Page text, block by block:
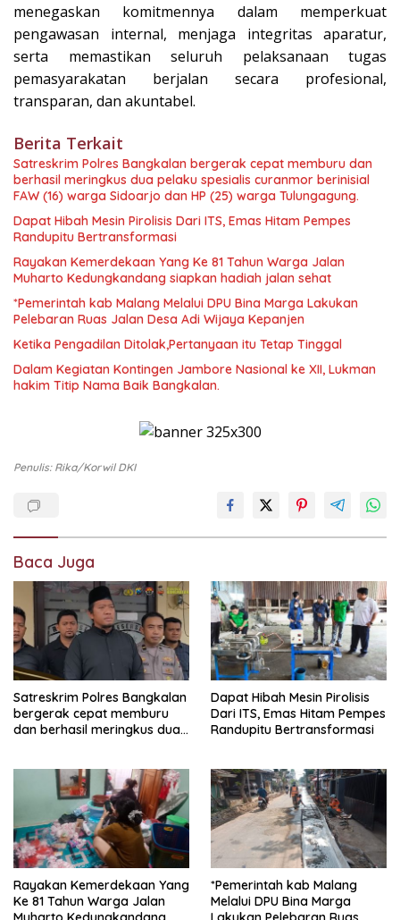
menegaskan komitmennya dalam memperkuat
pengawasan internal, menjaga integritas aparatur,
serta memastikan seluruh pelaksanaan tugas
pemasyarakatan berjalan secara profesional,
transparan, dan akuntabel.
Berita Terkait
Satreskrim Polres Bangkalan bergerak cepat memburu dan
berhasil meringkus dua pelaku spesialis curanmor berinisial
FAW (16) warga Sidoarjo dan HP (25) warga Tulungagung.
Dapat Hibah Mesin Pirolisis Dari ITS, Emas Hitam Pempes
Randupitu Bertransformasi
Rayakan Kemerdekaan Yang Ke 81 Tahun Warga Jalan
Muharto Kedungkandang siapkan hadiah jalan sehat
*Pemerintah kab Malang Melalui DPU Bina Marga Lakukan
Pelebaran Ruas Jalan Desa Adi Wijaya Kepanjen
Ketika Pengadilan Ditolak,Pertanyaan itu Tetap Tinggal
Dalam Kegiatan Kontingen Jambore Nasional ke XII, Lukman
hakim Titip Nama Baik Bangkalan.
Penulis: Rika/korwil DKI
Baca Juga
Satreskrim Polres Bangkalan
bergerak cepat memburu
dan berhasil meringkus dua
Sidoarjo dan HP (25) warga
Tulungagung.
Dapat Hibah Mesin Pirolisis
Dari ITS, Emas Hitam Pempes
Randupitu Bertransformasi
Rayakan Kemerdekaan Yang
Ke 81 Tahun Warga Jalan
*Pemerintah kab Malang
Melalui DPU Bina Marga